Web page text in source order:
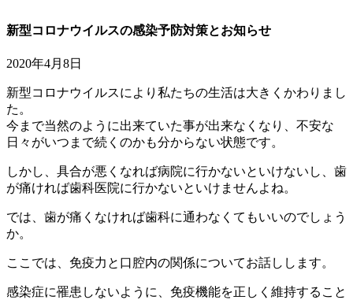
新型コロナウイルスの感染予防対策とお知らせ
2020年4月8日
新型コロナウイルスにより私たちの生活は大きくかわりまし
た。
今まで当然のように出来ていた事が出来なくなり、不安な
日々がいつまで続くのかも分からない状態です。
しかし、具合が悪くなれば病院に行かないといけないし、歯
が痛ければ歯科医院に行かないといけませんよね。
では、歯が痛くなければ歯科に通わなくてもいいのでしょう
か。
ここでは、免疫力と口腔内の関係についてお話しします。
感染症に罹患しないように、免疫機能を正しく維持すること